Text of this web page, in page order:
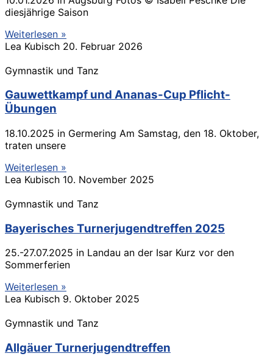
diesjährige Saison
Weiterlesen »
Lea Kubisch 20. Februar 2026
Gymnastik und Tanz
Gauwettkampf und Ananas-Cup Pflicht-
Übungen
18.10.2025 in Germering Am Samstag, den 18. Oktober,
traten unsere
Weiterlesen »
Lea Kubisch 10. November 2025
Gymnastik und Tanz
Bayerisches Turnerjugendtreffen 2025
25.-27.07.2025 in Landau an der Isar Kurz vor den
Sommerferien
Weiterlesen »
Lea Kubisch 9. Oktober 2025
Gymnastik und Tanz
Allgäuer Turnerjugendtreffen